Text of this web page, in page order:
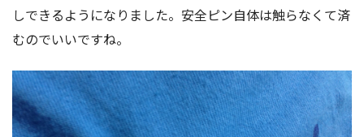
しできるようになりました。安全ピン自体は触らなくて済
むのでいいですね。